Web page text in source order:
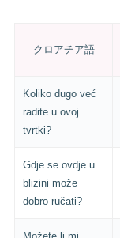
クロアチア語
Koliko dugo već
radite u ovoj
tvrtki?
Gdje se ovdje u
blizini može
dobro ručati?